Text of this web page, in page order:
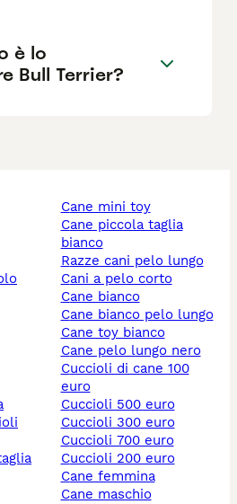
è lo
Bull Terrier?
cane mini toy
cane piccola taglia
bianco
razze cani pelo lungo
cani a pelo corto
cane bianco
cane bianco pelo lungo
cane toy bianco
cane pelo lungo nero
cuccioli di cane 100
euro
cuccioli 500 euro
cuccioli 300 euro
cuccioli 700 euro
cuccioli 200 euro
cane femmina
cane maschio